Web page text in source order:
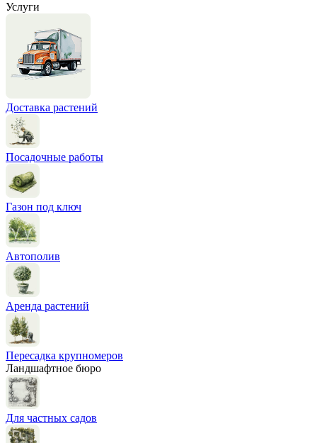
Услуги
Доставка растений
Посадочные работы
Газон под ключ
Автополив
Аренда растений
Пересадка крупномеров
Ландшафтное бюро
Для частных садов